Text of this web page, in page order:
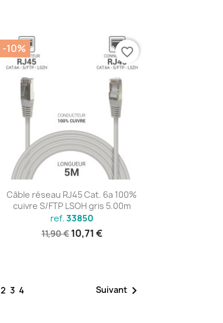
Aperçu rapide
Câble réseau RJ45 Cat. 6a 100%
cuivre S/FTP LSOH gris 5.00m
ref. 33850
11,90 € 10,71 €
-10% favorite_border
2 3 4 Suivant